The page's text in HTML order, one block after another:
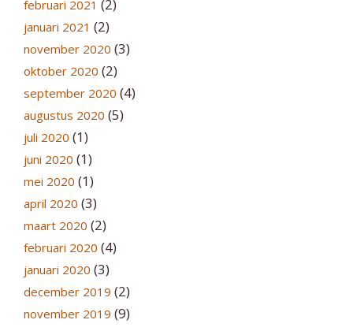
februari 2021 (2)
januari 2021 (2)
november 2020 (3)
oktober 2020 (2)
september 2020 (4)
augustus 2020 (5)
juli 2020 (1)
juni 2020 (1)
mei 2020 (1)
april 2020 (3)
maart 2020 (2)
februari 2020 (4)
januari 2020 (3)
december 2019 (2)
november 2019 (9)